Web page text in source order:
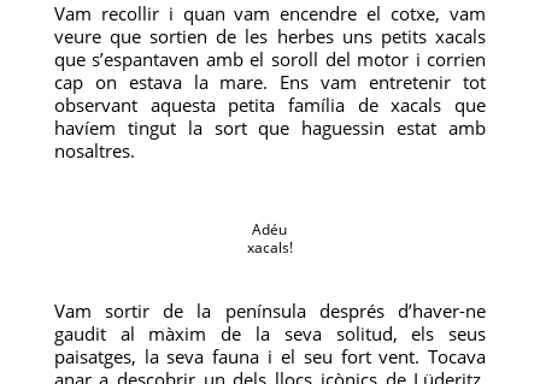
Vam recollir i quan vam encendre el cotxe, vam
veure que sortien de les herbes uns petits xacals
que s’espantaven amb el soroll del motor i corrien
cap on estava la mare. Ens vam entretenir tot
observant aquesta petita família de xacals que
havíem tingut la sort que haguessin estat amb
nosaltres.
Adéu
xacals!
Vam sortir de la península després d’haver-ne
gaudit al màxim de la seva solitud, els seus
paisatges, la seva fauna i el seu fort vent. Tocava
anar a descobrir un dels llocs icònics de Lüderitz,